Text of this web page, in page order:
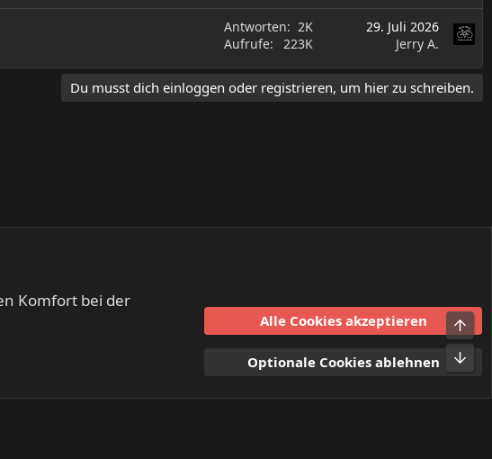
Antworten
2K
Aufrufe
223K
29. Juli 2026
Jerry A.
Du musst dich einloggen oder registrieren, um hier zu schreiben.
Start
Komfort bei der
Alle Cookies akzeptieren
Optionale Cookies ablehnen